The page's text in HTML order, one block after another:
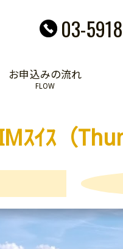
03-
お申込みの流れ
FLOW
ｽｲｽ（